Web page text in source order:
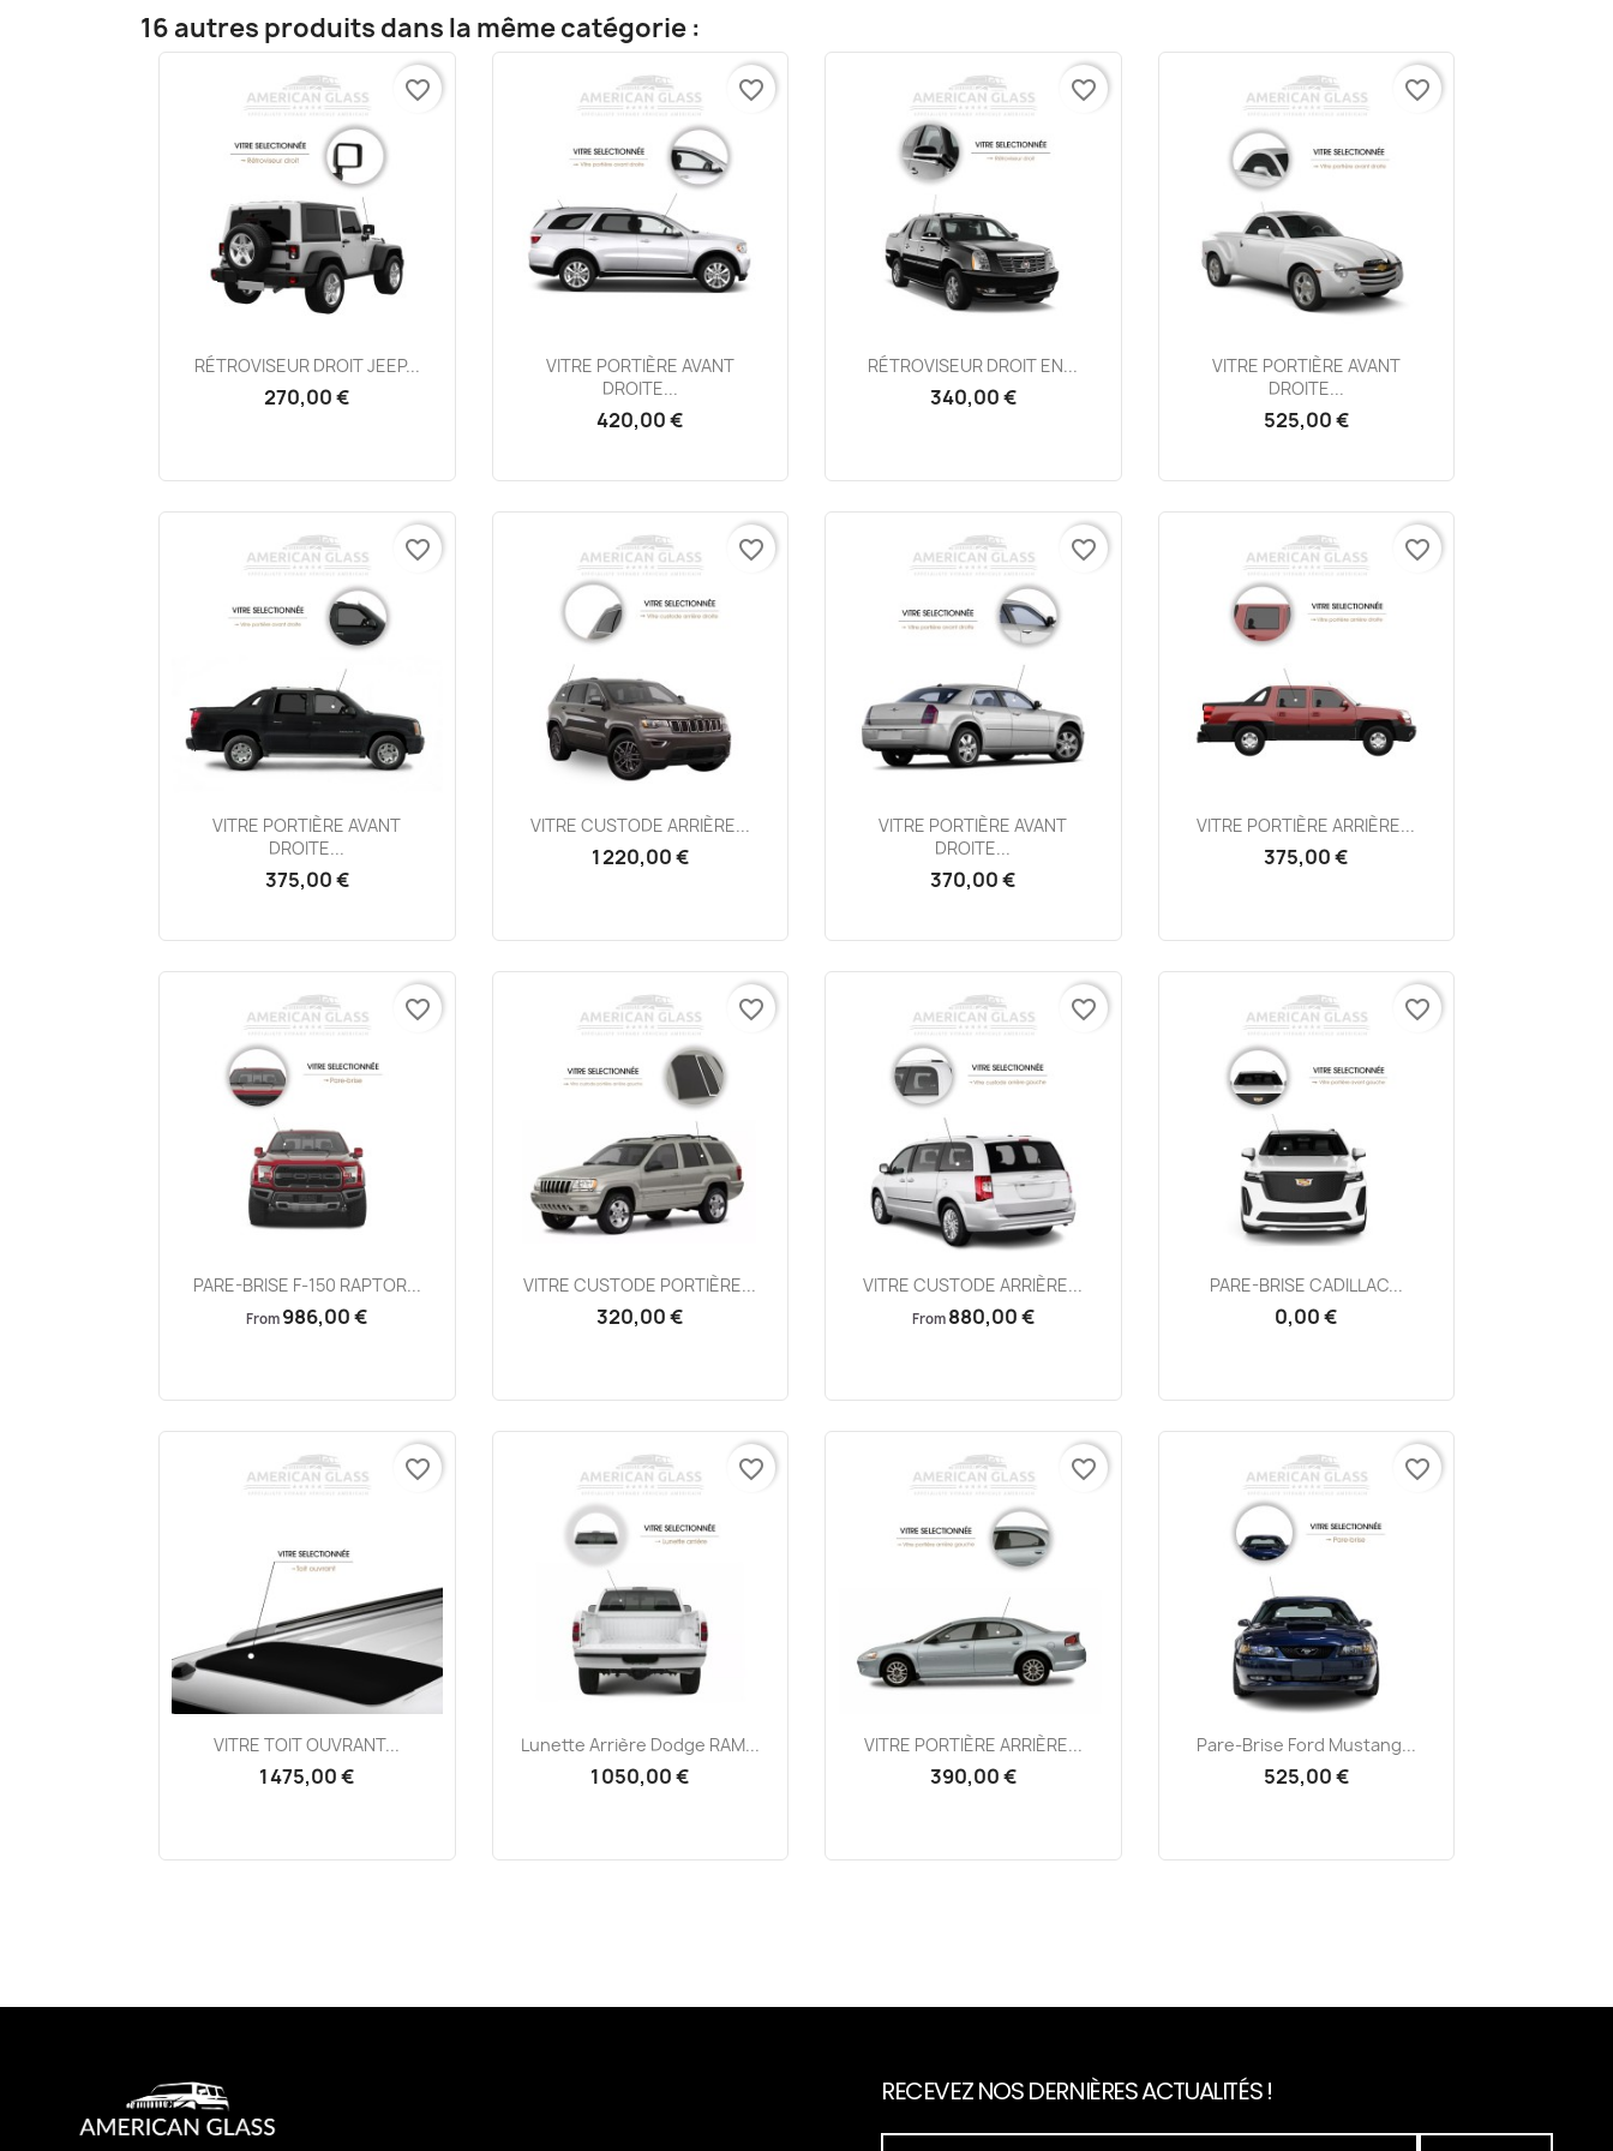
16 autres produits dans la même catégorie :
Aperçu rapide
RÉTROVISEUR DROIT JEEP...
270,00 €
favorite_border
Aperçu rapide
VITRE PORTIÈRE AVANT
DROITE...
420,00 €
favorite_border
Aperçu rapide
RÉTROVISEUR DROIT EN...
340,00 €
favorite_border
Aperçu rapide
VITRE PORTIÈRE AVANT
DROITE...
525,00 €
favorite_border
Aperçu rapide
VITRE PORTIÈRE AVANT
DROITE...
375,00 €
favorite_border
Aperçu rapide
VITRE CUSTODE ARRIÈRE...
1 220,00 €
favorite_border
Aperçu rapide
VITRE PORTIÈRE AVANT
DROITE...
370,00 €
favorite_border
Aperçu rapide
VITRE PORTIÈRE ARRIÈRE...
375,00 €
favorite_border
Aperçu rapide
PARE-BRISE F-150 RAPTOR...
From 986,00 €
favorite_border
Aperçu rapide
VITRE CUSTODE PORTIÈRE...
320,00 €
favorite_border
Aperçu rapide
VITRE CUSTODE ARRIÈRE...
From 880,00 €
favorite_border
Aperçu rapide
PARE-BRISE CADILLAC...
0,00 €
favorite_border
Aperçu rapide
VITRE TOIT OUVRANT...
1 475,00 €
favorite_border
 Aperçu rapide
Lunette Arrière Dodge RAM...
1 050,00 €
favorite_border
Aperçu rapide
VITRE PORTIÈRE ARRIÈRE...
390,00 €
favorite_border
Aperçu rapide
Pare-Brise Ford Mustang...
525,00 €
favorite_border
RECEVEZ NOS DERNIÈRES ACTUALITÉS !